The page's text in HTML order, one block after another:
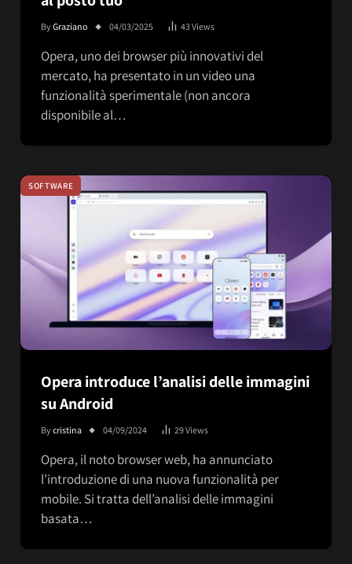
ByGraziano 04/03/2025 43Views
Opera, uno dei browser più innovativi del
mercato, ha presentato in un video una
funzionalità sperimentale (non ancora
disponibile al…
SOFTWARE
Opera introduce l’analisi delle immagini
su Android
Bycristina 04/09/2024 29Views
Opera, il noto browser web, ha annunciato
l’introduzione di una nuova funzionalità per
mobile. Si tratta dell’analisi delle immagini
basata…